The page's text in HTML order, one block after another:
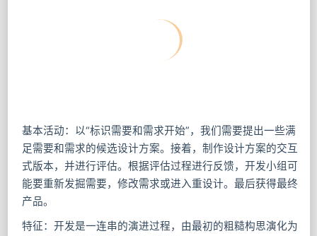
基本活动：以“标识需要和需求开始”，我们需要提出一些满
足需要和需求的候选设计方案。接着，制作设计方案的交互
式版本，并进行评估。根据评估过程进行反馈，开发⼩组可
能要重新发掘需要，修改需求或进入重设计。最后获得最终
产品。
特征：开发是一连串的演进过程，由最初的粗糙构思演化为